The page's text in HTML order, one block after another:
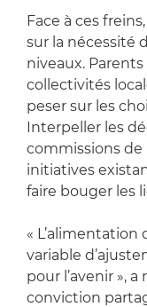
Face à ces
sur la nécessité
niveaux.
collectivités
peser sur les
Interpeller les
commissions de
initiatives
faire bouger les
« L’alimentation
variable
pour l’avenir »,
conviction